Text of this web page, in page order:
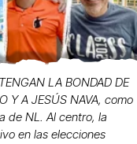
LA BONDAD DE
Y A JESÚS NAVA, como
de NL. Al centro, la
en las elecciones